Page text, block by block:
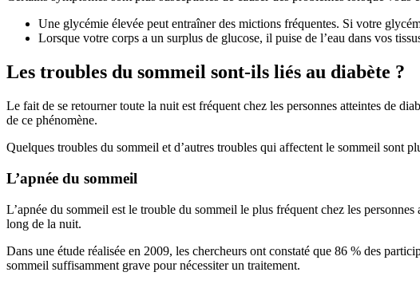
Une glycémie élevée peut entraîner des mictions fréquentes. Si votre
Lorsque votre corps a un surplus de glucose, il puise de l’eau dans vos
Les troubles du sommeil sont-ils liés au diabète ?
Le fait de se retourner toute la nuit est fréquent chez les personnes atteintes de
de ce phénomène.
Quelques troubles du sommeil et d’autres troubles qui affectent le sommeil sont
L’apnée du sommeil
L’apnée du sommeil est le trouble du sommeil le plus fréquent chez les
long de la nuit.
Dans une étude réalisée en 2009, les chercheurs ont constaté que 86 % des
sommeil suffisamment grave pour nécessiter un traitement.